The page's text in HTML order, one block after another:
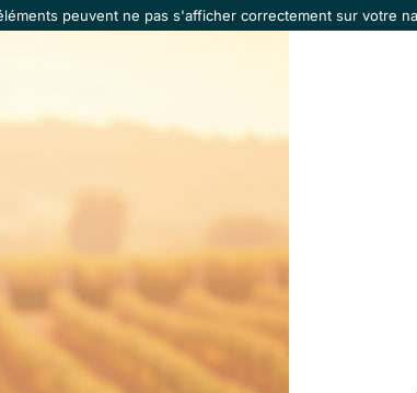
peuvent ne pas s'afficher correctement sur votre